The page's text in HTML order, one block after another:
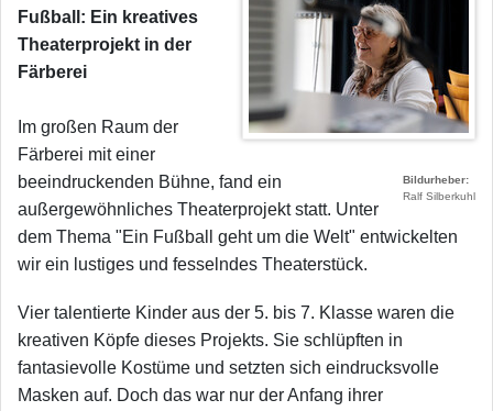
Bildurheber
Ralf Silberkuhl
Fußball: Ein kreatives
Theaterprojekt in der
Färberei
Im großen Raum der
Färberei mit einer
beeindruckenden Bühne, fand ein
außergewöhnliches Theaterprojekt statt. Unter
dem Thema "Ein Fußball geht um die Welt" entwickelten
wir ein lustiges und fesselndes Theaterstück.
Vier talentierte Kinder aus der 5. bis 7. Klasse waren die
kreativen Köpfe dieses Projekts. Sie schlüpften in
fantasievolle Kostüme und setzten sich eindrucksvolle
Masken auf. Doch das war nur der Anfang ihrer